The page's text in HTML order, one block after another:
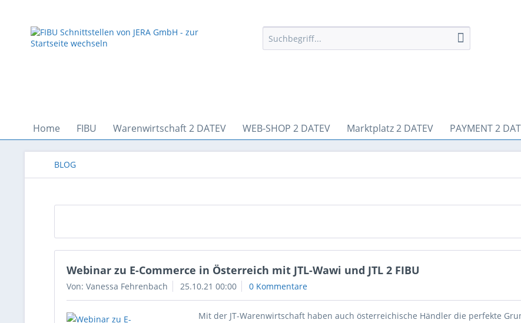
Home FIBU Warenwirtschaft 2 DATEV WEB-SHOP 2 DATEV Marktplatz 2 DATEV PAYMENT 2
BLOG
Webinar zu E-Commerce in Österreich mit JTL-Wawi und JTL 2 FIBU
Von: Vanessa Fehrenbach 25.10.21 00:00 0 Kommentare
Mit der JT-Warenwirtschaft haben auch österreichische Händler die perfekte